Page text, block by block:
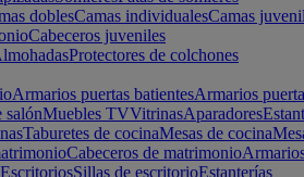
doblesCamas individualesCamas
Cabeceros juveniles
Protectores de colchones
Armarios puertas batientesArmarios
salónMuebles TVVitrinasAparadores
Taburetes de cocinaMesas de cocina
Cabeceros de matrimonio
EscritoriosSillas de escritorioEstanterías